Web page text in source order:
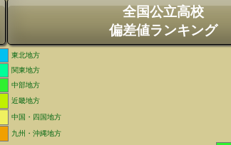
全国公立高校
偏差値ランキング
東北地方
関東地方
中部地方
近畿地方
中国・四国地方
九州・沖縄地方